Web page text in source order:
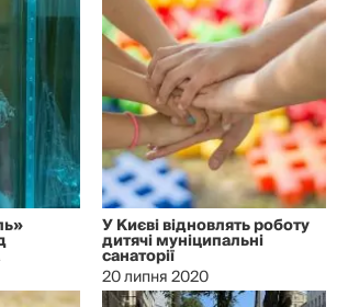
У Києві відновлять роботу
дитячі муніципальні
санаторії
20 липня 2020